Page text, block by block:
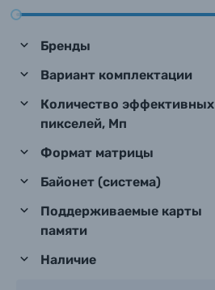
Бренды
Вариант комплектации
Количество эффективных
пикселей, Мп
Формат матрицы
Байонет (система)
Поддерживаемые карты
памяти
Наличие